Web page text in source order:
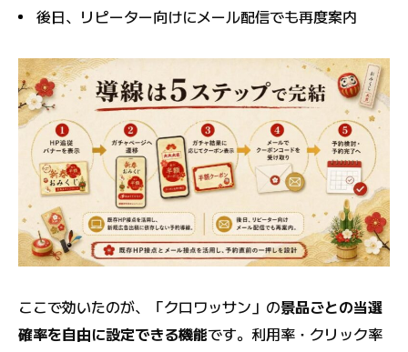
後日、リピーター向けにメール配信でも再度案内
ここで効いたのが、「クロワッサン」の景品ごとの当選
確率を自由に設定できる機能です。利用率・クリック率